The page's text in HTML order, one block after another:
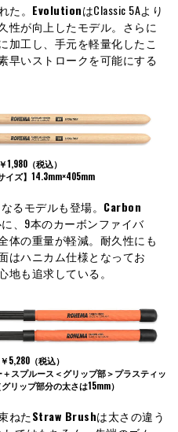
。 EvolutionはClassic 5Aより
性が向上したモデル。さらに
加工し、手元を軽量化したこ
早いストロークを可能にする
（税込）
イズ】14.3mm×405mm
るモデルも登場。 Carbon
、9本のカーボンファイバ
体の重量が軽減。耐久性にも
はハニカム仕様となってお
地も追求している。
5,280（税込）
スプルース＜グリップ部＞プラスティッ
リップ部分の太さは15mm）
ねたStraw Brushは太さの違う